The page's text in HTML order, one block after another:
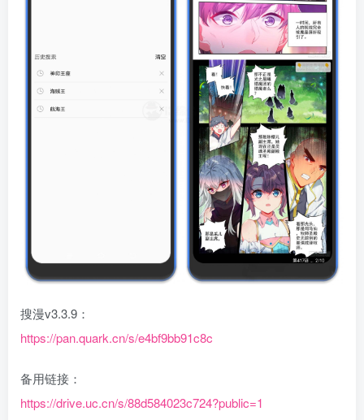
搜漫v3.3.9：
https://pan.quark.cn/s/e4bf9bb91c8c
备用链接：
https://drive.uc.cn/s/88d584023c724?public=1